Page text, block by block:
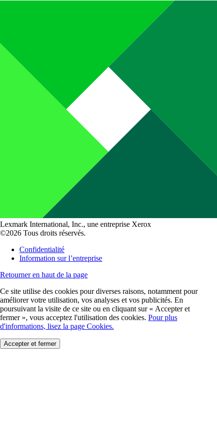
Lexmark International, Inc., une entreprise Xerox
©2026 Tous droits réservés.
Confidentialité
Information sur l’entreprise
Retourner en haut de la page
Ce site utilise des cookies pour diverses raisons, notamment pour
améliorer votre utilisation, vos analyses et vos publicités. En
poursuivant la visite de ce site ou en cliquant sur « Accepter et
fermer », vous acceptez l'utilisation des cookies. Pour plus
d'informations, lisez la page Cookies.
Accepter et fermer